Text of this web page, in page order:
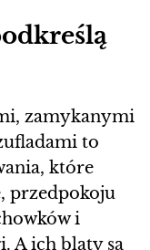
zamykanymi
to
które
przedpokoju
i
A ich blaty są